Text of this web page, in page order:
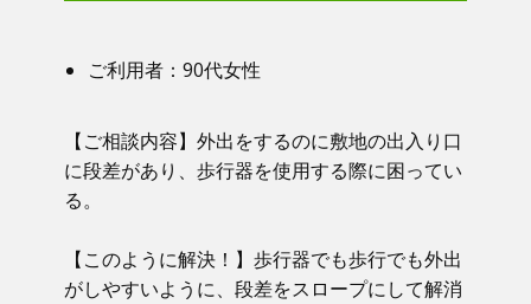
ご利用者：​90代女性
【ご相談内容】​​ 外出をするのに敷地の出入り口
に段差があり、歩行器を使用する際に困ってい
る。
【このように解決！】​​ 歩行器でも歩行でも外出
がしやすいように、段差をスロープにして解消